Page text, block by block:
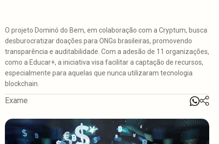
O projeto Dominó do Bem, em colaboração com a Cryptum, busca
desburocratizar doações para ONGs brasileiras, promovendo
transparência e auditabilidade. Com a adesão de 11 organizações,
como a Educar+, a iniciativa visa facilitar a captação de recursos,
especialmente para aquelas que nunca utilizaram tecnologia
blockchain.
Exame